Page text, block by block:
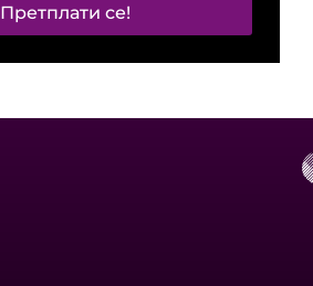
Претплати се!